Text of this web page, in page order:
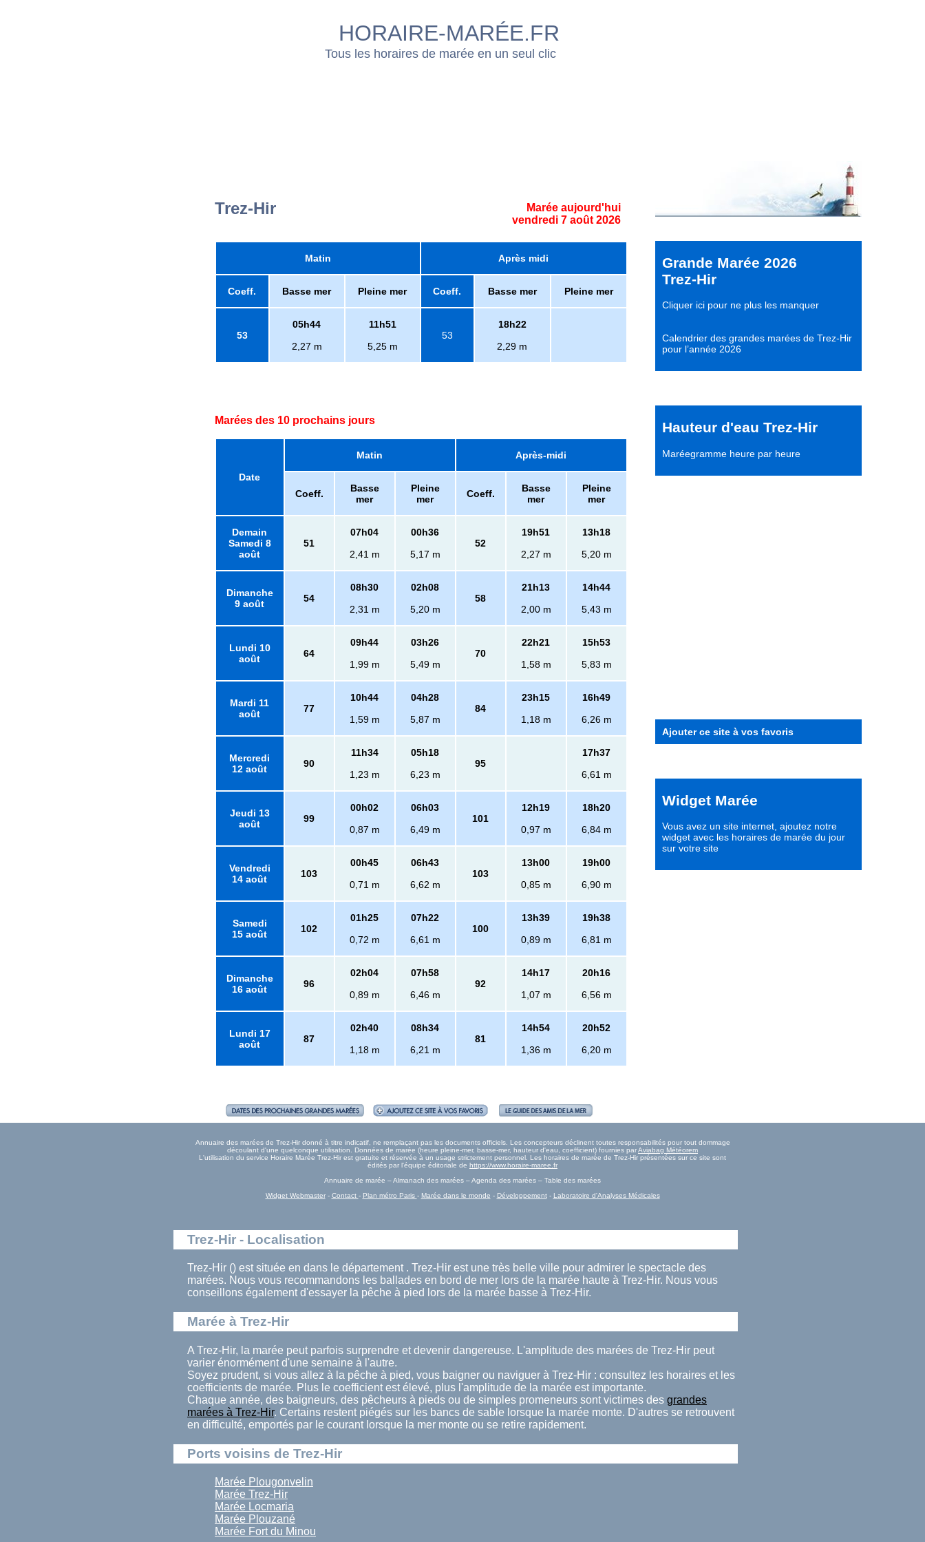
HORAIRE-MARÉE.FR
Tous les horaires de marée en un seul clic
Trez-Hir
Marée aujourd'hui
vendredi 7 août 2026
Matin Après midi
Coeff. Basse mer Pleine mer Coeff. Basse mer Pleine mer
53
05h44
2,27 m
11h51
5,25 m
53
18h22
2,29 m
Marées des 10 prochains jours
Date
Matin Après-midi
Coeff.
Basse
mer
Pleine
mer
Coeff.
Basse
mer
Pleine
mer
Demain
Samedi 8
août
51
07h04
2,41 m
00h36
5,17 m
52
19h51
2,27 m
13h18
5,20 m
Dimanche
9 août
54
08h30
2,31 m
02h08
5,20 m
58
21h13
2,00 m
14h44
5,43 m
Lundi 10
août
64
09h44
1,99 m
03h26
5,49 m
70
22h21
1,58 m
15h53
5,83 m
Mardi 11
août
77
10h44
1,59 m
04h28
5,87 m
84
23h15
1,18 m
16h49
6,26 m
Mercredi
12 août
90
11h34
1,23 m
05h18
6,23 m
95
17h37
6,61 m
Jeudi 13
août
99
00h02
0,87 m
06h03
6,49 m
101
12h19
0,97 m
18h20
6,84 m
Vendredi
14 août
103
00h45
0,71 m
06h43
6,62 m
103
13h00
0,85 m
19h00
6,90 m
Samedi
15 août
102
01h25
0,72 m
07h22
6,61 m
100
13h39
0,89 m
19h38
6,81 m
Dimanche
16 août
96
02h04
0,89 m
07h58
6,46 m
92
14h17
1,07 m
20h16
6,56 m
Lundi 17
août
87
02h40
1,18 m
08h34
6,21 m
81
14h54
1,36 m
20h52
6,20 m
Grande Marée 2026
Trez-Hir
Cliquer ici pour ne plus les manquer
Calendrier des grandes marées de Trez-Hir
pour l’année 2026
Hauteur d'eau Trez-Hir
Maréegramme heure par heure
Ajouter ce site à vos favoris
Widget Marée
Vous avez un site internet, ajoutez notre
widget avec les horaires de marée du jour
sur votre site
Annuaire des marées de Trez-Hir donné à titre indicatif, ne remplaçant pas les documents officiels. Les concepteurs déclinent toutes responsabilités pour tout dommage
découlant d'une quelconque utilisation. Données de marée (heure pleine-mer, basse-mer, hauteur d'eau, coefficient) fournies parAviabag Météorem
L'utilisation du service Horaire Marée Trez-Hir est gratuite et réservée à un usage strictement personnel. Les horaires de marée de Trez-Hir présentées sur ce site sont
édités par l'équipe éditoriale de https://www.horaire-maree.fr
Annuaire de marée – Almanach des marées – Agenda des marées – Table des marées
Widget Webmaster- Contact - Plan métro Paris - Marée dans le monde - Développement- Laboratoire d'Analyses Médicales
Trez-Hir - Localisation
Trez-Hir () est située en dans le département . Trez-Hir est une très belle ville pour admirer le spectacle des
marées. Nous vous recommandons les ballades en bord de mer lors de la marée haute à Trez-Hir. Nous vous
conseillons également d'essayer la pêche à pied lors de la marée basse à Trez-Hir.
Marée à Trez-Hir
A Trez-Hir, la marée peut parfois surprendre et devenir dangereuse. L'amplitude des marées de Trez-Hir peut
varier énormément d'une semaine à l'autre.
Soyez prudent, si vous allez à la pêche à pied, vous baigner ou naviguer à Trez-Hir : consultez les horaires et les
coefficients de marée. Plus le coefficient est élevé, plus l'amplitude de la marée est importante.
Chaque année, des baigneurs, des pêcheurs à pieds ou de simples promeneurs sont victimes des grandes
marées à Trez-Hir. Certains restent piégés sur les bancs de sable lorsque la marée monte. D'autres se retrouvent
en difficulté, emportés par le courant lorsque la mer monte ou se retire rapidement.
Ports voisins de Trez-Hir
Marée Plougonvelin
Marée Trez-Hir
Marée Locmaria
Marée Plouzané
Marée Fort du Minou